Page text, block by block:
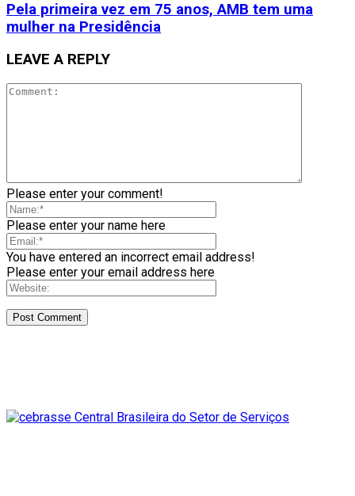
Pela primeira vez em 75 anos, AMB tem uma
mulher na Presidência
LEAVE A REPLY
Please enter your comment!
Please enter your name here
You have entered an incorrect email address!
Please enter your email address here